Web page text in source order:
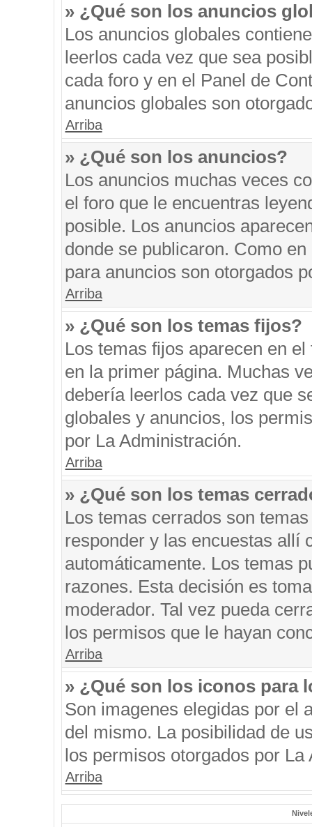
» ¿Qué son los anuncios
Los anuncios globales
leerlos cada vez que sea
cada foro y en el Panel de
anuncios globales son
Arriba
» ¿Qué son los anuncios?
Los anuncios muchas veces
el foro que le encuentras
posible. Los anuncios
donde se publicaron. Como
para anuncios son otorgados
Arriba
» ¿Qué son los temas fijos?
Los temas fijos aparecen en
en la primer página. Muchas
debería leerlos cada vez que
globales y anuncios, los
por La Administración.
Arriba
» ¿Qué son los temas
Los temas cerrados son
responder y las encuestas allí
automáticamente. Los temas
razones. Esta decisión es
moderador. Tal vez pueda
los permisos que le hayan
Arriba
» ¿Qué son los iconos para
Son imagenes elegidas por el
del mismo. La posibilidad de
los permisos otorgados por La
Arriba